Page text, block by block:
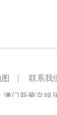
联系我
澳门新葡京娱